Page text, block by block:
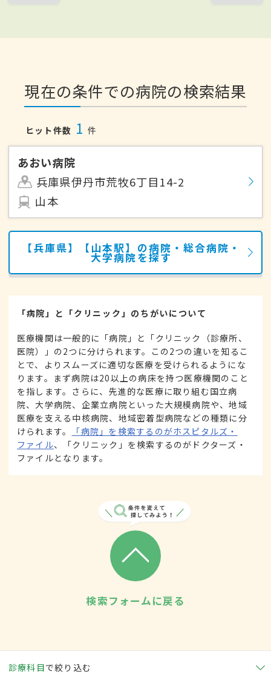
現在の条件での病院の検索結果
ヒット件数 1 件
あおい病院
兵庫県伊丹市荒牧6丁目14-2
山本
【兵庫県】【山本駅】の病院・総合病院・
大学病院を探す
「病院」と「クリニック」のちがいについて
医療機関は一般的に「病院」と「クリニック（診療所、
医院）」の2つに分けられます。この2つの違いを知るこ
とで、よりスムーズに適切な医療を受けられるようにな
ります。まず病院は20以上の病床を持つ医療機関のこと
を指します。さらに、先進的な医療に取り組む国立病
院、大学病院、企業立病院といった大規模病院や、地域
医療を支える中核病院、地域密着型病院などの種類に分
けられます。
「病院」を検索するのがホスピタルズ・
ファイル、「クリニック」を検索するのがドクターズ・
ファイルとなります。
検索フォームに戻る
診療科目で絞り込む